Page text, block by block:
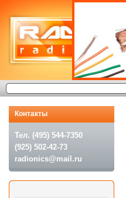
Контакты
Тел. (495) 544-7350
(925) 502-42-73
radionics@mail.ru